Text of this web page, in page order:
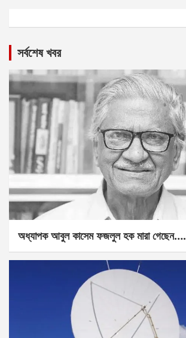
সর্বশেষ খবর
অধ্যাপক আবুল কাসেম ফজলুল হক মারা গেছেন….